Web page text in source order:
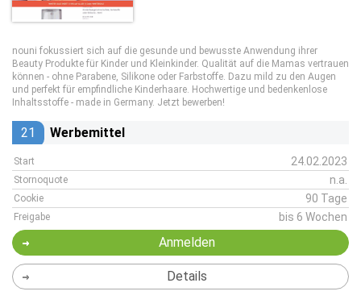
nouni fokussiert sich auf die gesunde und bewusste Anwendung ihrer
Beauty Produkte für Kinder und Kleinkinder. Qualität auf die Mamas vertrauen
können - ohne Parabene, Silikone oder Farbstoffe. Dazu mild zu den Augen
und perfekt für empfindliche Kinderhaare. Hochwertige und bedenkenlose
Inhaltsstoffe - made in Germany. Jetzt bewerben!
21 Werbemittel
Start 24.02.2023
Stornoquote n.a.
Cookie 90 Tage
Freigabe bis 6 Wochen
Anmelden
Details